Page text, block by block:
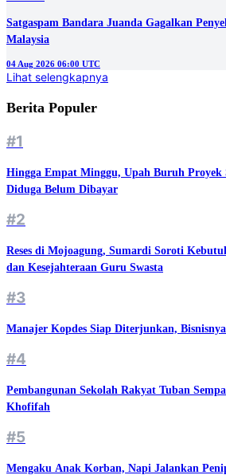
Satgaspam Bandara Juanda Gagalkan
Malaysia
04 Aug 2026 06:00 UTC
Lihat selengkapnya
Berita Populer
#1
Hingga Empat Minggu, Upah Buruh Proyek
Diduga Belum Dibayar
#2
Reses di Mojoagung, Sumardi Soroti
dan Kesejahteraan Guru Swasta
#3
Manajer Kopdes Siap Diterjunkan,
#4
Pembangunan Sekolah Rakyat Tuban
Khofifah
#5
Mengaku Anak Korban, Napi Jalankan